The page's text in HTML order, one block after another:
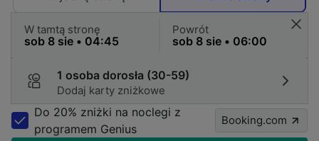
W tamtą stronę Powrót
1 osoba dorosła (30-59)
Dodaj karty zniżkowe
Do 20% zniżki na noclegi z
programem Genius
Booking.com